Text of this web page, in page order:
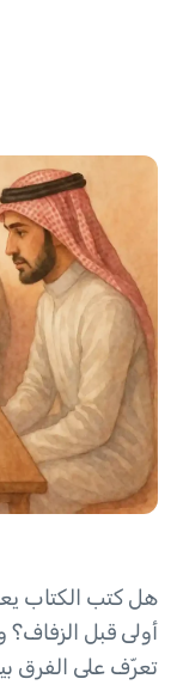
هل كتب الكتاب
أولى قبل الزفاف؟
تعرّف على الفرق